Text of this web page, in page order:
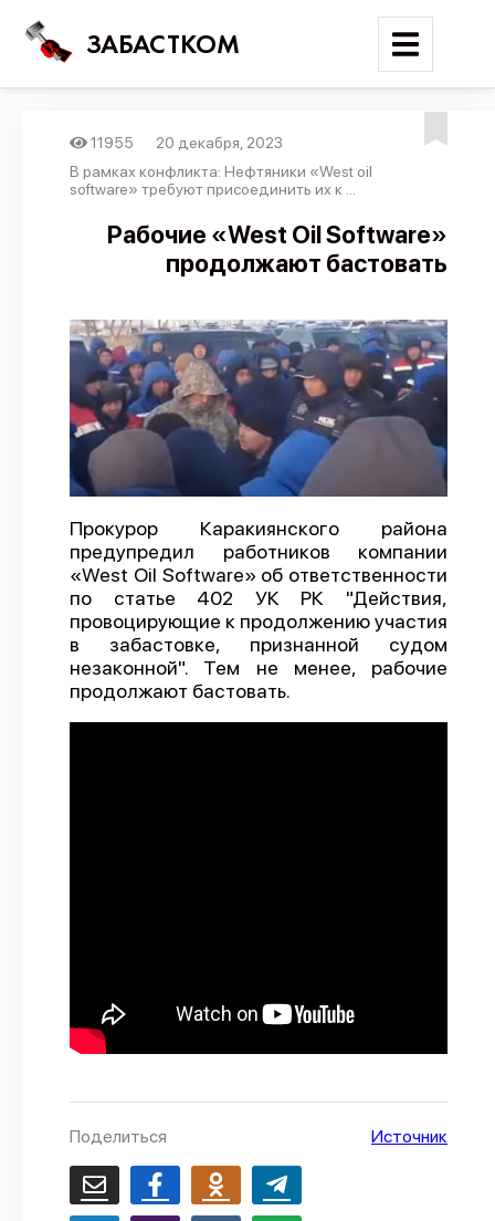
ЗАБАСТКОМ
Войти
Поиск
Новости
Трудовые конфликты
Отчеты
Предложить публикацию
Справочник
API
О проекте
Политика конфиденциальности
11955
20 декабря, 2023
В рамках конфликта: Нефтяники «West oil
software» требуют присоединить их к ...
Рабочие «West Oil Software»
продолжают бастовать
Прокурор Каракиянского района
предупредил работников компании
«West Oil Software» об ответственности
по статье 402 УК РК "Действия,
провоцирующие к продолжению участия
в забастовке, признанной судом
незаконной". Тем не менее, рабочие
продолжают бастовать.
Поделиться Источник